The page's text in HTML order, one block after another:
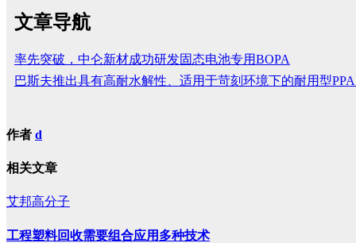
文章导航
率先突破，中仑新材成功研发固态电池专用BOPA
巴斯夫推出具有高耐水解性、适用于苛刻环境下的耐用型
作者 d
相关文章
艾邦高分子
工程塑料回收需要组合应用多种技术